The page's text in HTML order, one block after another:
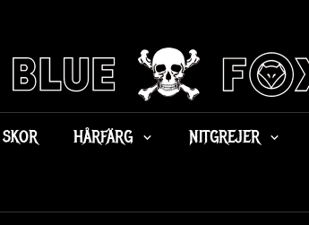
SKOR HÅRFÄRG NITGREJER